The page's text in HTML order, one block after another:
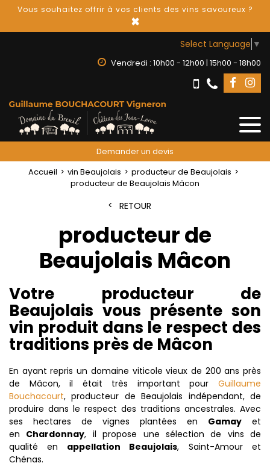
Vous souhaitez offrir à vos clients des vins savoureux ?
×
Select Language ▼
Vendredi : 10h00 - 12h00 | 15h00 - 18h00
Demander un devis
Accueil
vin Beaujolais
producteur de Beaujolais
producteur de Beaujolais Mâcon
RETOUR
producteur de
Beaujolais Mâcon
Votre producteur de
Beaujolais vous présente son
vin produit dans le respect des
traditions près de Mâcon
En ayant repris un domaine viticole vieux de 200 ans près
de Mâcon, il était très important pour Guillaume
Bouchacourt, producteur de Beaujolais indépendant, de
produire dans le respect des traditions ancestrales. Avec
ses hectares de vignes plantées en Gamay et
en Chardonnay, il propose une sélection de vins de
qualité en appellation Beaujolais, Saint-Amour et
Chénas.